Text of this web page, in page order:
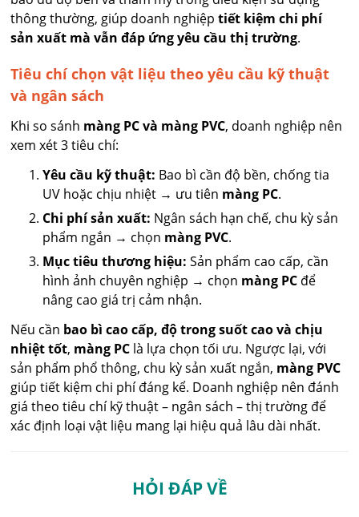
thông thường, giúp doanh nghiệptiết kiệm chi phí
sản xuất mà vẫn đáp ứng yêu cầu thị trường.
Tiêu chí chọn vật liệu theo yêu cầu kỹ thuật
và ngân sách
Khi so sánh màng PC và màng PVC, doanh nghiệp nên
xem xét 3 tiêu chí:
Yêu cầu kỹ thuật: Bao bì cần độ bền, chống tia
UV hoặc chịu nhiệt → ưu tiên màng PC.
Chi phí sản xuất: Ngân sách hạn chế, chu kỳ sản
phẩm ngắn → chọn màng PVC.
Mục tiêu thương hiệu: Sản phẩm cao cấp, cần
hình ảnh chuyên nghiệp → chọn màng PC để
nâng cao giá trị cảm nhận.
Nếu cần bao bì cao cấp, độ trong suốt cao và chịu
nhiệt tốt, màng PC là lựa chọn tối ưu. Ngược lại, với
sản phẩm phổ thông, chu kỳ sản xuất ngắn, màng PVC
giúp tiết kiệm chi phí đáng kể. Doanh nghiệp nên đánh
giá theo tiêu chí kỹ thuật – ngân sách – thị trường để
xác định loại vật liệu mang lại hiệu quả lâu dài nhất.
HỎI ĐÁP VỀ